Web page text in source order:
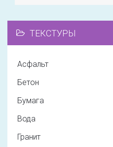
ТЕКСТУРЫ
Асфальт
Бетон
Бумага
Вода
Гранит